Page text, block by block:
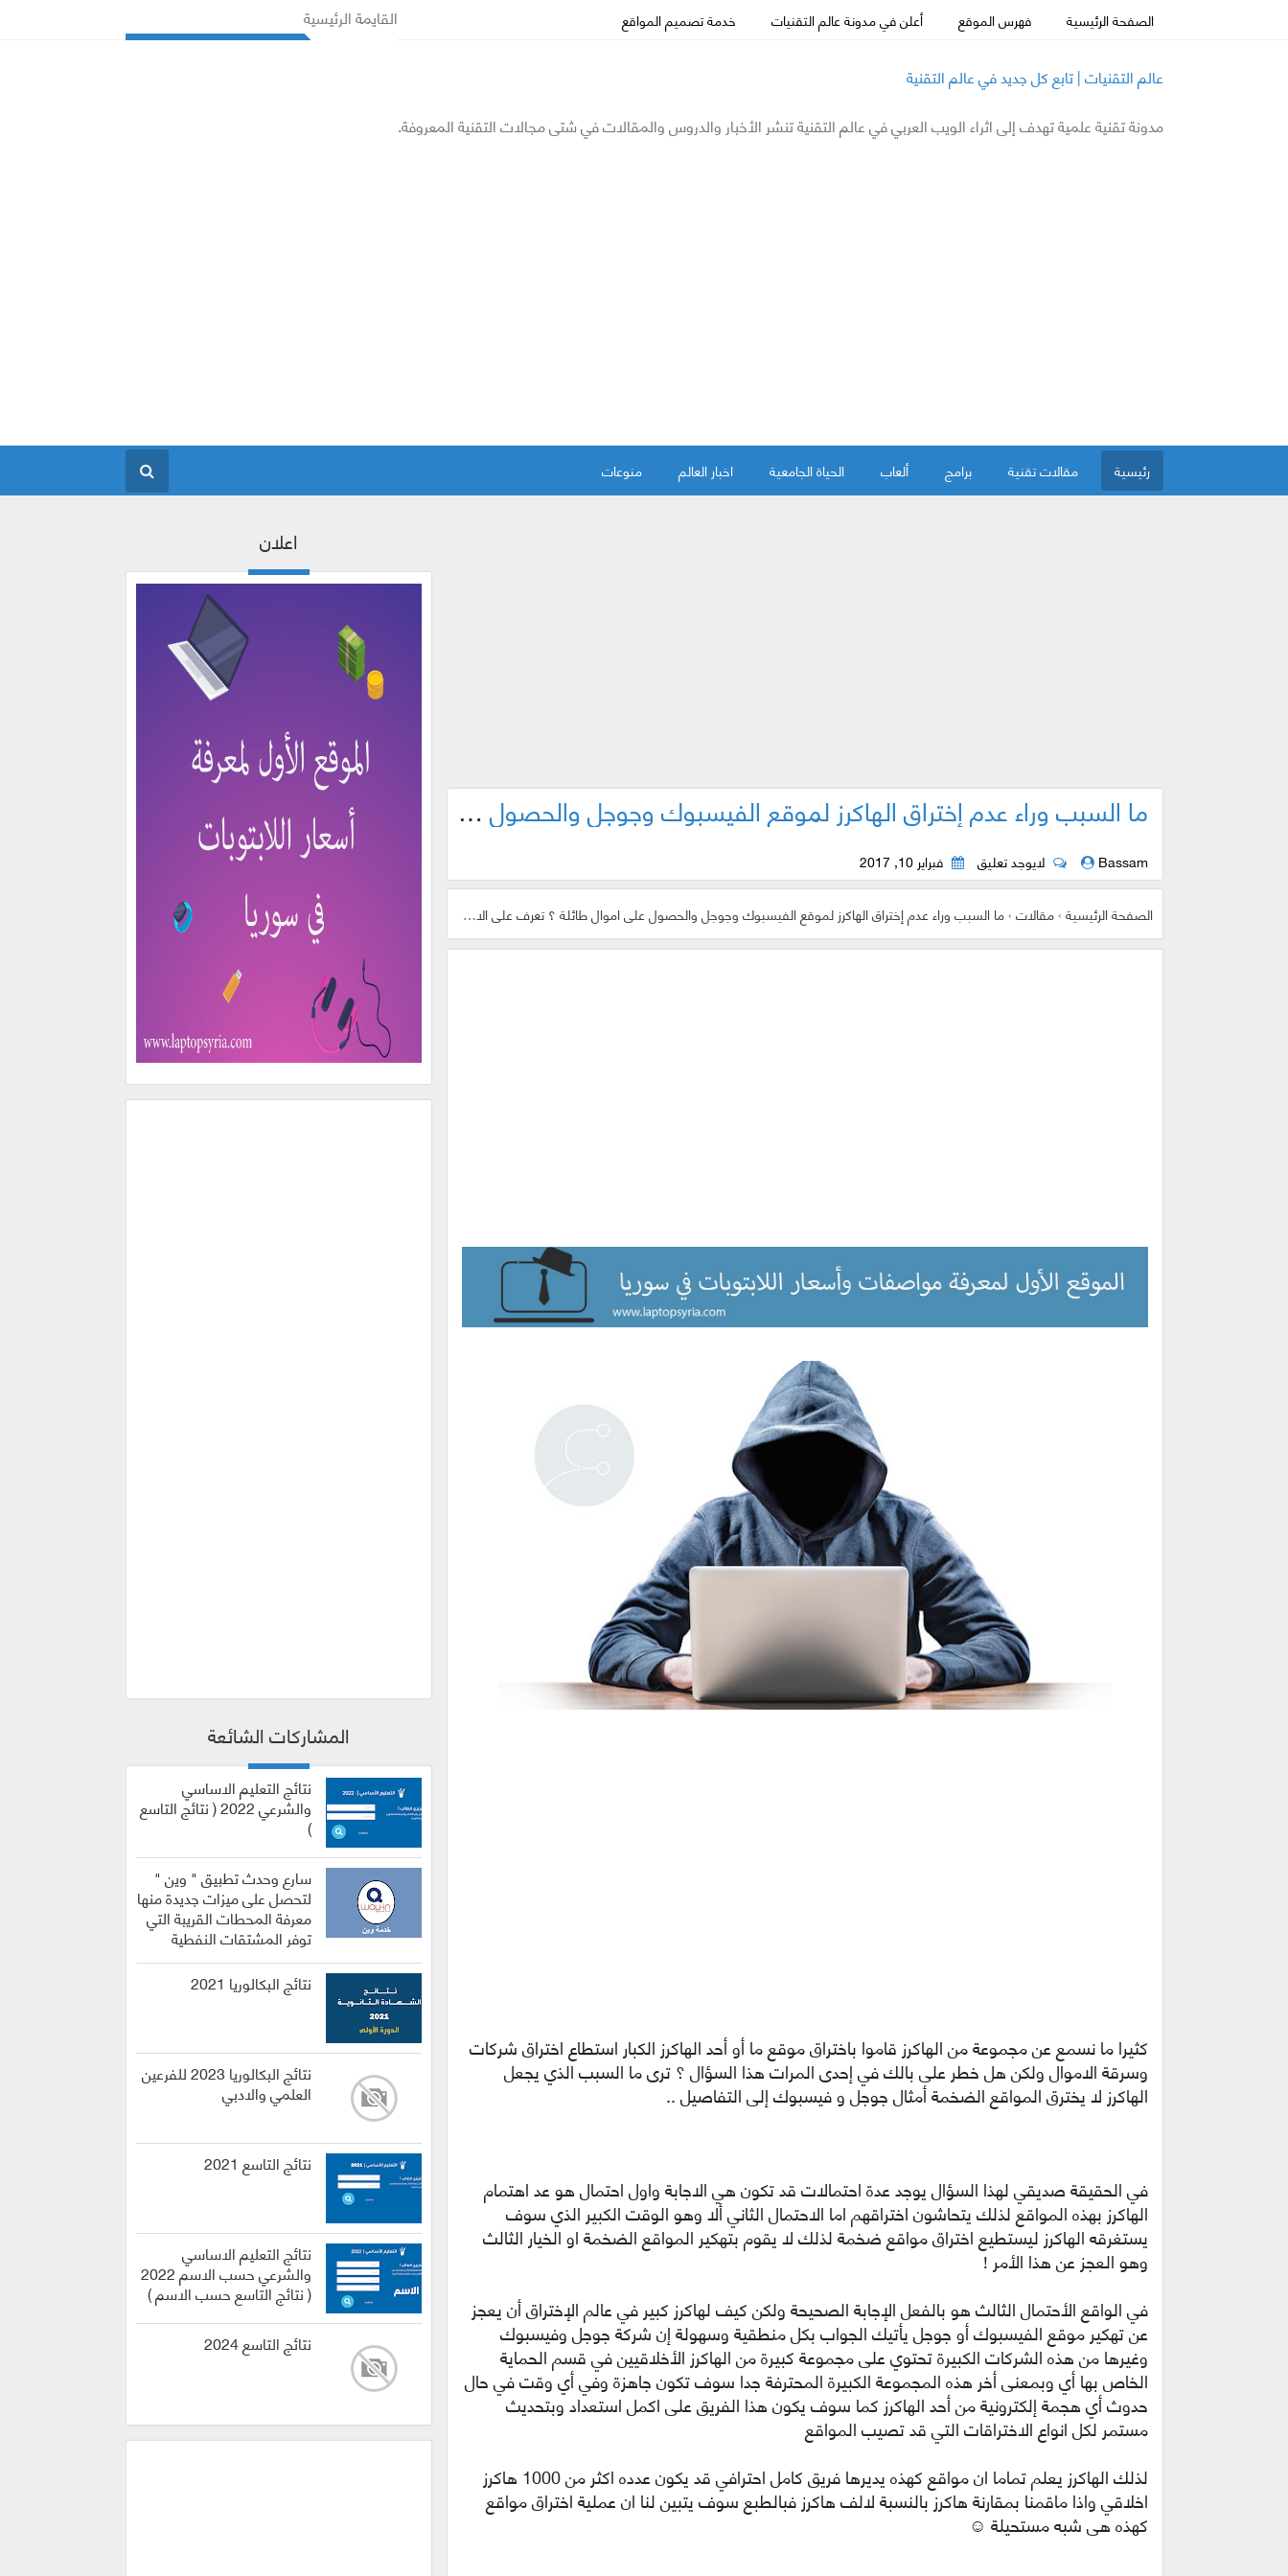
الصفحة الرئيسية فهرس الموقع أعلن في مدونة عالم التقنيات خدمة تصميم المواقع
القايمة الرئيسية
عالم التقنيات | تابع كل جديد في عالم التقنية
مدونة تقنية علمية تهدف إلى اثراء الويب العربي في عالم التقنية تنشر الأخبار والدروس والمقالات في شتى مجالات التقنية المعروفة.
رئيسية مقالات تقنية برامج ألعاب الحياة الجامعية اخبار العالم منوعات
ما السبب وراء عدم إختراق الهاكرز لموقع الفيسبوك وجوجل والحصول على اموال طائلة ؟ تعرف على الاجابة
Bassam لايوجد تعليق فبراير 10, 2017
الصفحة الرئيسية›مقالات›ما السبب وراء عدم إختراق الهاكرز لموقع الفيسبوك وجوجل والحصول على اموال طائلة ؟ تعرف على الاجابة
كثيرا ما نسمع عن مجموعة من الهاكرز قاموا باختراق موقع ما أو أحد الهاكرز الكبار استطاع اختراق شركات
وسرقة الاموال ولكن هل خطر على بالك في إحدى المرات هذا السؤال ؟ ترى ما السبب الذي يجعل
الهاكرز لا يخترق المواقع الضخمة أمثال جوجل و فيسبوك إلى التفاصيل ..
في الحقيقة صديقي لهذا السؤال يوجد عدة احتمالات قد تكون هي الاجابة واول احتمال هو عد اهتمام
الهاكرز بهذه المواقع لذلك يتحاشون اختراقهم اما الاحتمال الثاني ألا وهو الوقت الكبير الذي سوف
يستغرقه الهاكرز ليستطيع اختراق مواقع ضخمة لذلك لا يقوم بتهكير المواقع الضخمة او الخيار الثالث
وهو العجز عن هذا الأمر !
في الواقع الأحتمال الثالث هو بالفعل الإجابة الصحيحة ولكن كيف لهاكرز كبير في عالم الإختراق أن يعجز
عن تهكير موقع الفيسبوك أو جوجل يأتيك الجواب بكل منطقية وسهولة إن شركة جوجل وفيسبوك
وغيرها من هذه الشركات الكبيرة تحتوي على مجموعة كبيرة من الهاكرز الأخلاقيين في قسم الحماية
الخاص بها أي وبمعنى أخر هذه المجموعة الكبيرة المحترفة جدا سوف تكون جاهزة وفي أي وقت في حال
حدوث أي هجمة إلكترونية من أحد الهاكرز كما سوف يكون هذا الفريق على اكمل استعداد وبتحديث
مستمر لكل انواع الاختراقات التي قد تصيب المواقع
لذلك الهاكرز يعلم تماما ان مواقع كهذه يديرها فريق كامل احترافي قد يكون عدده اكثر من 1000 هاكرز
اخلاقي واذا ماقمنا بمقارنة هاكرز بالنسبة لالف هاكرز فبالطبع سوف يتبين لنا ان عملية اختراق مواقع
كهذه هي شبه مستحيلة ☺
اعلان
المشاركات الشائعة
نتائج التعليم الاساسي
والشرعي 2022 ( نتائج التاسع
)
سارع وحدث تطبيق " وين "
لتحصل على ميزات جديدة منها
معرفة المحطات القريبة التي
توفر المشتقات النفطية
نتائج البكالوريا 2021
نتائج البكالوريا 2023 للفرعين
العلمي والادبي
نتائج التاسع 2021
نتائج التعليم الاساسي
والشرعي حسب الاسم 2022
( نتائج التاسع حسب الاسم )
نتائج التاسع 2024